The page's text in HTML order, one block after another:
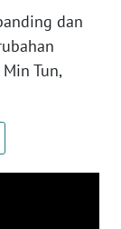
dan
Tun,